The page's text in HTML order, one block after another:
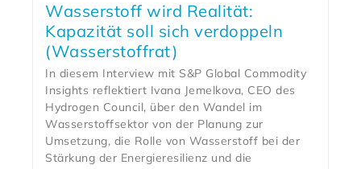
Wasserstoff wird Realität:
Kapazität soll sich verdoppeln
(Wasserstoffrat)
In diesem Interview mit S&P Global Commodity
Insights reflektiert Ivana Jemelkova, CEO des
Hydrogen Council, über den Wandel im
Wasserstoffsektor von der Planung zur
Umsetzung, die Rolle von Wasserstoff bei der
Stärkung der Energieresilienz und die